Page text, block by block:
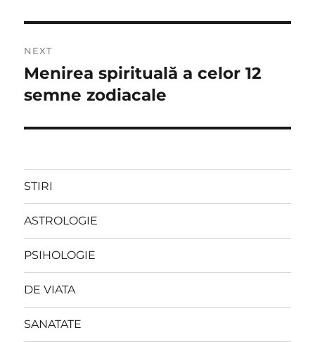
NEXT
Next
post:
Menirea spirituală a celor 12
semne zodiacale
STIRI
ASTROLOGIE
PSIHOLOGIE
DE VIATA
SANATATE